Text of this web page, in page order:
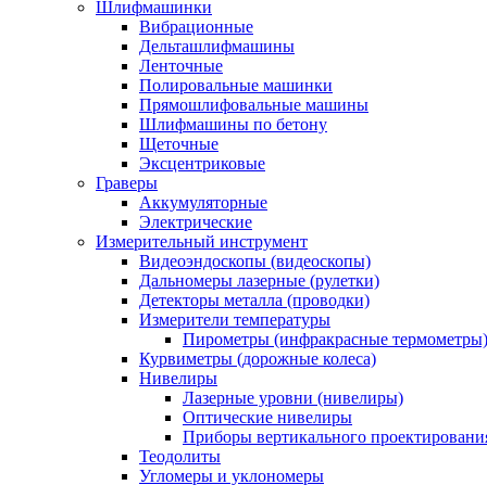
Шлифмашинки
Вибрационные
Дельташлифмашины
Ленточные
Полировальные машинки
Прямошлифовальные машины
Шлифмашины по бетону
Щеточные
Эксцентриковые
Граверы
Аккумуляторные
Электрические
Измерительный инструмент
Видеоэндоскопы (видеоскопы)
Дальномеры лазерные (рулетки)
Детекторы металла (проводки)
Измерители температуры
Пирометры (инфракрасные термометры)
Курвиметры (дорожные колеса)
Нивелиры
Лазерные уровни (нивелиры)
Оптические нивелиры
Приборы вертикального
Теодолиты
Угломеры и уклономеры